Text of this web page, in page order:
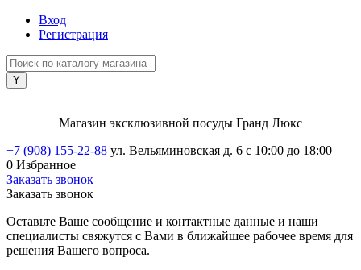
Вход
Регистрация
Магазин эксклюзивной посуды Гранд Люкс
+7 (908) 155-22-88 ул. Вельяминовская д. 6 с 10:00 до 18:00
0 Избранное
Заказать звонок
Заказать звонок
Оставьте Ваше сообщение и контактные данные и наши
специалисты свяжутся с Вами в ближайшее рабочее время для
решения Вашего вопроса.